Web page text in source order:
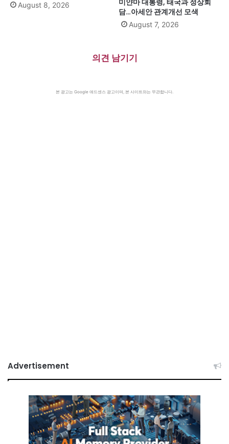
August 8, 2026
담…아세안 관계개선 모색
August 7, 2026
의견 남기기
본 광고는 Google 애드센스 광고이며, 본 사이트와는 무관합니다.
Advertisement